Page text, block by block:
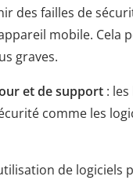
des failles de
mobile. Cela
graves.
et de support :
comme les
de